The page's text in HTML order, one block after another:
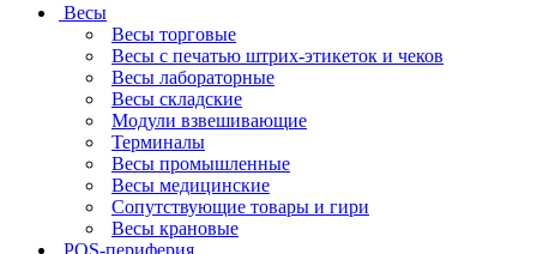
Весы
Весы торговые
Весы с печатью штрих-этикеток и чеков
Весы лабораторные
Весы складские
Модули взвешивающие
Терминалы
Весы промышленные
Весы медицинские
Сопутствующие товары и гири
Весы крановые
POS-периферия